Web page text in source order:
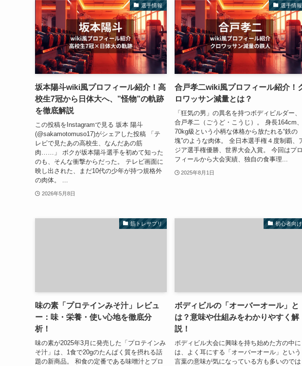
選手情報
坂本陽斗wiki風プロフィール紹介！高
校生7冠から日体大へ、”怪物”の軌跡
を徹底解説
この投稿をInstagramで見る 坂本 陽斗
(@sakamotomuso17)がシェアした投稿 「テ
レビで見たあの高校生、なんだあの筋
肉……」 ボクが坂本陽斗選手を初めて知った
のも、そんな衝撃からだった。 テレビ画面に
映し出された、まだ10代の少年が持つ規格外
の肉体。 ...
2026年5月8日
選手情報
合戸孝二wiki風プロフィール紹介！
ロワッサン減量とは？
「狂気の男」の異名を持つボディビルダー、
合戸孝二（ごうど・こうじ）。 身長164cm、
70kg級という小柄な体格から放たれる“鉄の
塊”のような肉体。 全日本選手権４度制覇、
ジア選手権優勝、世界大会入賞。 今回はプロ
フィールから大会実績、独自の食事理...
2025年8月1日
筋トレサプリ
味の素「プロテインみそ汁」レビュ
ー：味・栄養・使い心地を徹底分
析！
味の素が2025年3月に発売した「プロテインみ
そ汁」は、1食で20gのたんぱく質を摂れる話
題の新商品。 和食の定番である味噌汁とプロ
初心者向け
ボディビルの「オーバーオール」と
は？意味や仕組みをわかりやすく解
説！
ボディビル大会に興味を持ち始めた方の中に
は、よく耳にする「オーバーオール」という
言葉の意味が気になっている方も多いのでは